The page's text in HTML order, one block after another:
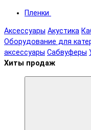
Пленки
Аксессуары Акустика
Оборудование для
аксессуары Сабвуферы
Хиты продаж